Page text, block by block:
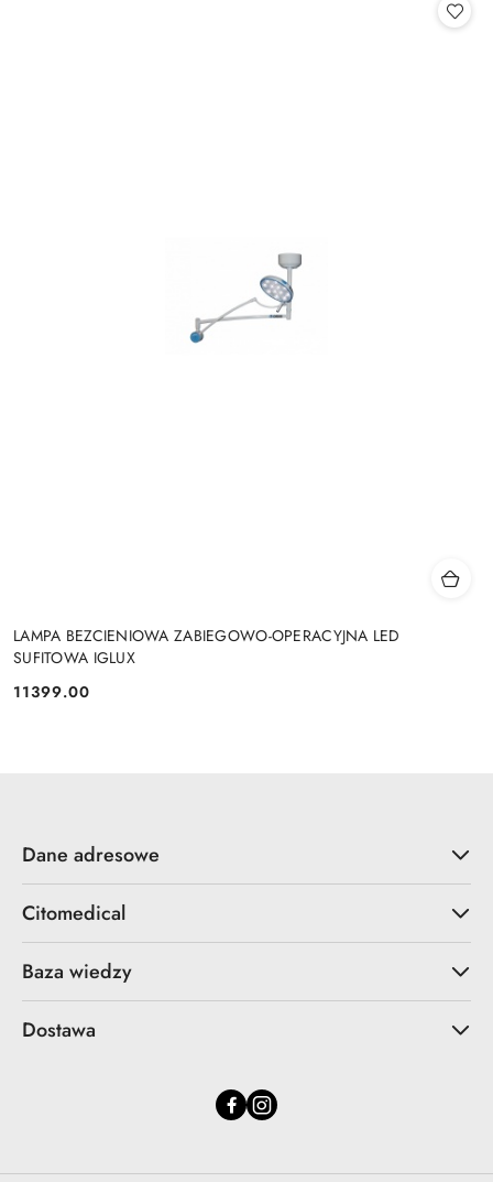
LAMPA BEZCIENIOWA ZABIEGOWO-OPERACYJNA LED
SUFITOWA IGLUX
Cena:
11399.00
Dane adresowe
Citomedical
Baza wiedzy
Dostawa